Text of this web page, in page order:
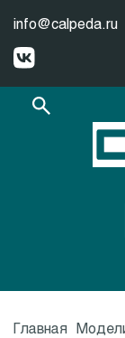
info@calpeda.ru
Главная